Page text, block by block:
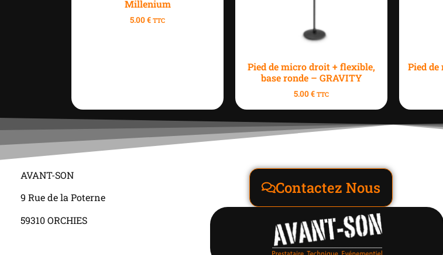
Millenium
5.00€ TTC
Pied de micro droit + flexible,
base ronde – GRAVITY
5.00€ TTC
Pied
AVANT-SON
9 Rue de la Poterne
59310 ORCHIES
Contactez Nous